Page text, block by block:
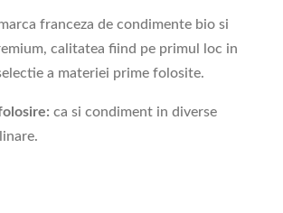
franceza de condimente bio si
calitatea fiind pe primul loc in
a materiei prime folosite.
ca si condiment in diverse